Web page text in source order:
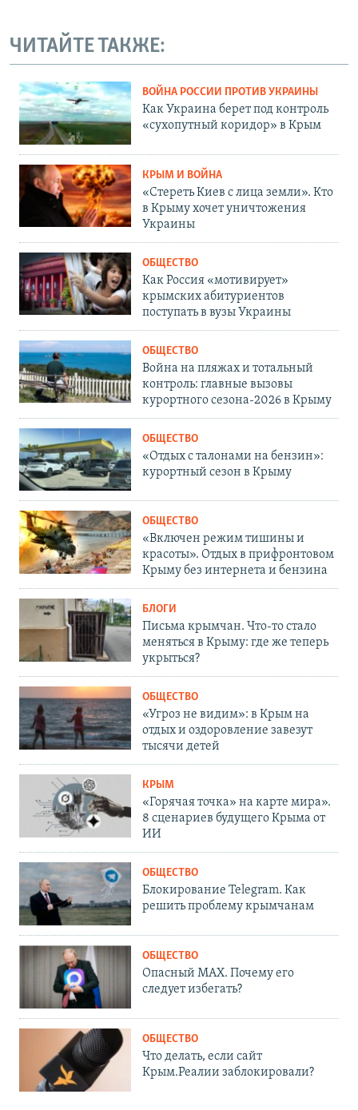
ЧИТАЙТЕ ТАКЖЕ:
ВОЙНА РОССИИ ПРОТИВ УКРАИНЫ
Как Украина берет под контроль
«сухопутный коридор» в Крым
КРЫМ И ВОЙНА
«Стереть Киев с лица земли». Кто
в Крыму хочет уничтожения
Украины
ОБЩЕСТВО
Как Россия «мотивирует»
крымских абитуриентов
поступать в вузы Украины
ОБЩЕСТВО
Война на пляжах и тотальный
контроль: главные вызовы
курортного сезона-2026 в Крыму
ОБЩЕСТВО
«Отдых с талонами на бензин»:
курортный сезон в Крыму
ОБЩЕСТВО
«Включен режим тишины и
красоты». Отдых в прифронтовом
Крыму без интернета и бензина
БЛОГИ
Письма крымчан. Что-то стало
меняться в Крыму: где же теперь
укрыться?
ОБЩЕСТВО
«Угроз не видим»: в Крым на
отдых и оздоровление завезут
тысячи детей
КРЫМ
«Горячая точка» на карте мира».
8 сценариев будущего Крыма от
ИИ
ОБЩЕСТВО
Блокирование Telegram. Как
решить проблему крымчанам
ОБЩЕСТВО
Опасный MAX. Почему его
следует избегать?
ОБЩЕСТВО
Что делать, если сайт
Крым.Реалии заблокировали?